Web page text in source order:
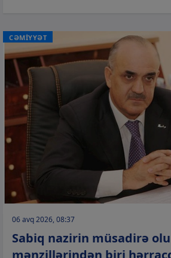
CƏMİYYƏT
06 avq 2026, 08:37
Sabiq nazirin müsadirə